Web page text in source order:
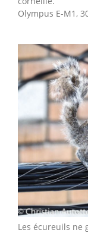
Olympus E-M1,
Les écureuils ne